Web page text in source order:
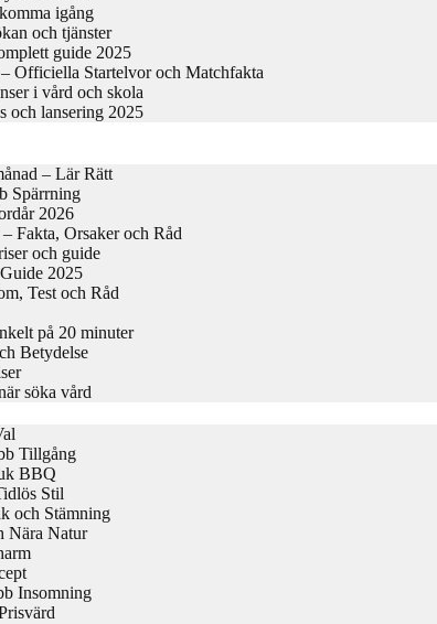
igång
och tjänster
guide 2025
Officiella Startelvor och Matchfakta
i vård och skola
och lansering 2025
– Lär Rätt
Spärrning
2026
Fakta, Orsaker och Råd
och guide
2025
Test och Råd
på 20 minuter
Betydelse
söka vård
Tillgång
BBQ
Stil
och Stämning
Nära Natur
Insomning